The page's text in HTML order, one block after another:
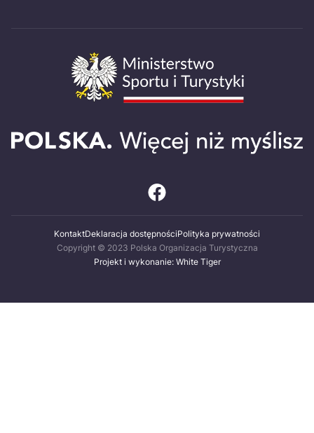
KontaktDeklaracja dostępnościPolityka prywatności
Copyright © 2023 Polska Organizacja Turystyczna
Projekt i wykonanie: White Tiger